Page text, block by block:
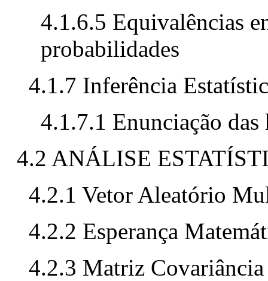
4.1.6.5 Equivalências
probabilidades
4.1.7 Inferência
4.1.7.1 Enunciação das
4.2 ANÁLISE
4.2.1 Vetor Aleatório
4.2.2 Esperança
4.2.3 Matriz